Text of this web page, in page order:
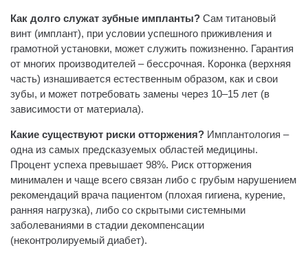
Как долго служат зубные импланты? Сам титановый
винт (имплант), при условии успешного приживления и
грамотной установки, может служить пожизненно. Гарантия
от многих производителей – бессрочная. Коронка (верхняя
часть) изнашивается естественным образом, как и свои
зубы, и может потребовать замены через 10–15 лет (в
зависимости от материала).
Какие существуют риски отторжения? Имплантология –
одна из самых предсказуемых областей медицины.
Процент успеха превышает 98%. Риск отторжения
минимален и чаще всего связан либо с грубым нарушением
рекомендаций врача пациентом (плохая гигиена, курение,
ранняя нагрузка), либо со скрытыми системными
заболеваниями в стадии декомпенсации
(неконтролируемый диабет).